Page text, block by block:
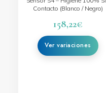
Contacto (Blanco / Negro)
158,22€
opciones
pueden